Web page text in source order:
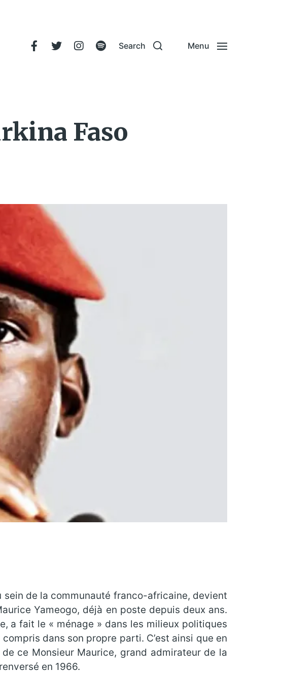
Search Menu
Faso
sein de la communauté franco-africaine, devient
Yameogo, déjà en poste depuis deux ans.
a fait le « ménage » dans les milieux politiques
dans son propre parti. C’est ainsi que en
ce Monsieur Maurice, grand admirateur de la
en 1966.